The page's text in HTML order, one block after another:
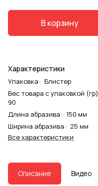
В корзину
Характеристики
Упаковка : Блистер
Вес товара с упаковкой (гр)
90
Длина абразива : 150 мм
Ширина абразива : 25 мм
Все характеристики
Описание Видео